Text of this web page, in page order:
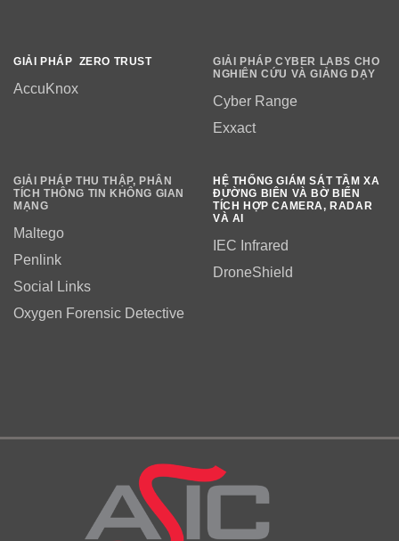
GIẢI PHÁP ZERO TRUST
AccuKnox
GIẢI PHÁP CYBER LABS CHO
NGHIÊN CỨU VÀ GIẢNG DẠY
Cyber Range
Exxact
GIẢI PHÁP THU THẬP, PHÂN
TÍCH THÔNG TIN KHÔNG GIAN
MẠNG
Maltego
Penlink
Social Links
Oxygen Forensic Detective
HỆ THỐNG GIÁM SÁT TẦM XA
ĐƯỜNG BIÊN VÀ BỜ BIỂN
TÍCH HỢP CAMERA, RADAR
VÀ AI
IEC Infrared
DroneShield